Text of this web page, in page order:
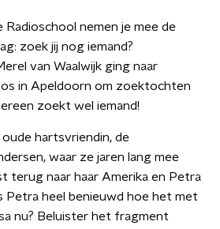
Radioschool nemen je mee de
zoek jij nog iemand?
van Waalwijk ging naar
in Apeldoorn om zoektochten
zoekt wel iemand!
hartsvriendin, de
waar ze jaren lang mee
terug naar haar Amerika en Petra
Petra heel benieuwd hoe het met
nu? Beluister het fragment